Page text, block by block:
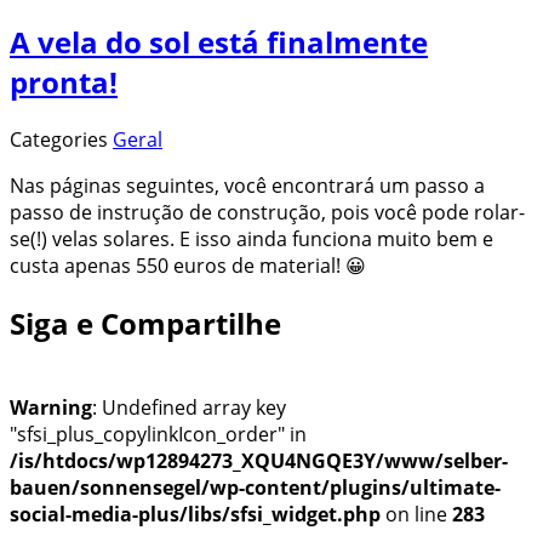
A vela do sol está finalmente
pronta!
Categories Geral
Nas páginas seguintes, você encontrará um passo a
passo de instrução de construção, pois você pode rolar-
se(!) velas solares. E isso ainda funciona muito bem e
custa apenas 550 euros de material! 😀
Siga e Compartilhe
Warning: Undefined array key
"sfsi_plus_copylinkIcon_order" in
/is/htdocs/wp12894273_XQU4NGQE3Y/www/selber-
bauen/sonnensegel/wp-content/plugins/ultimate-
social-media-plus/libs/sfsi_widget.php on line283